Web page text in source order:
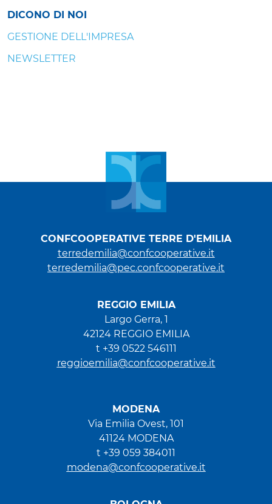
DICONO DI NOI
GESTIONE DELL'IMPRESA
NEWSLETTER
CONFCOOPERATIVE TERRE D'EMILIA
terredemilia@confcooperative.it
terredemilia@pec.confcooperative.it
REGGIO EMILIA
Largo Gerra, 1
42124 REGGIO EMILIA
t +39 0522 546111
reggioemilia@confcooperative.it
MODENA
Via Emilia Ovest, 101
41124 MODENA
t +39 059 384011
modena@confcooperative.it